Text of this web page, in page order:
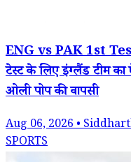
ENG vs PAK 1st
टेस्ट के लिए इंग्लैंड टीम
ओली पोप की वापसी
Aug 06, 2026 •
SPORTS